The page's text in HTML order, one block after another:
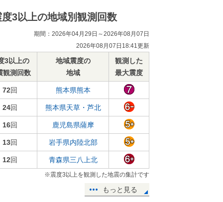
度3以上の地域別観測回数
期間：2026年04月29日～2026年08月07日
2026年08月07日18:41更新
3以上の
観測回数
地域震度の
地域
観測した
最大震度
72回 熊本県熊本
24回 熊本県天草・芦北
16回 鹿児島県薩摩
13回 岩手県内陸北部
12回 青森県三八上北
※震度3以上を観測した地震の集計です
もっと見る